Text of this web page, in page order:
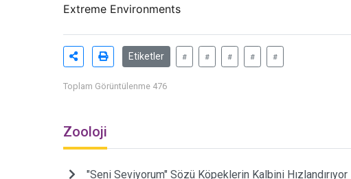
Extreme Environments
Etiketler # # # # #
Toplam Görüntülenme 476
Zooloji
"Seni Seviyorum" Sözü Köpeklerin Kalbini Hızlandırıyor